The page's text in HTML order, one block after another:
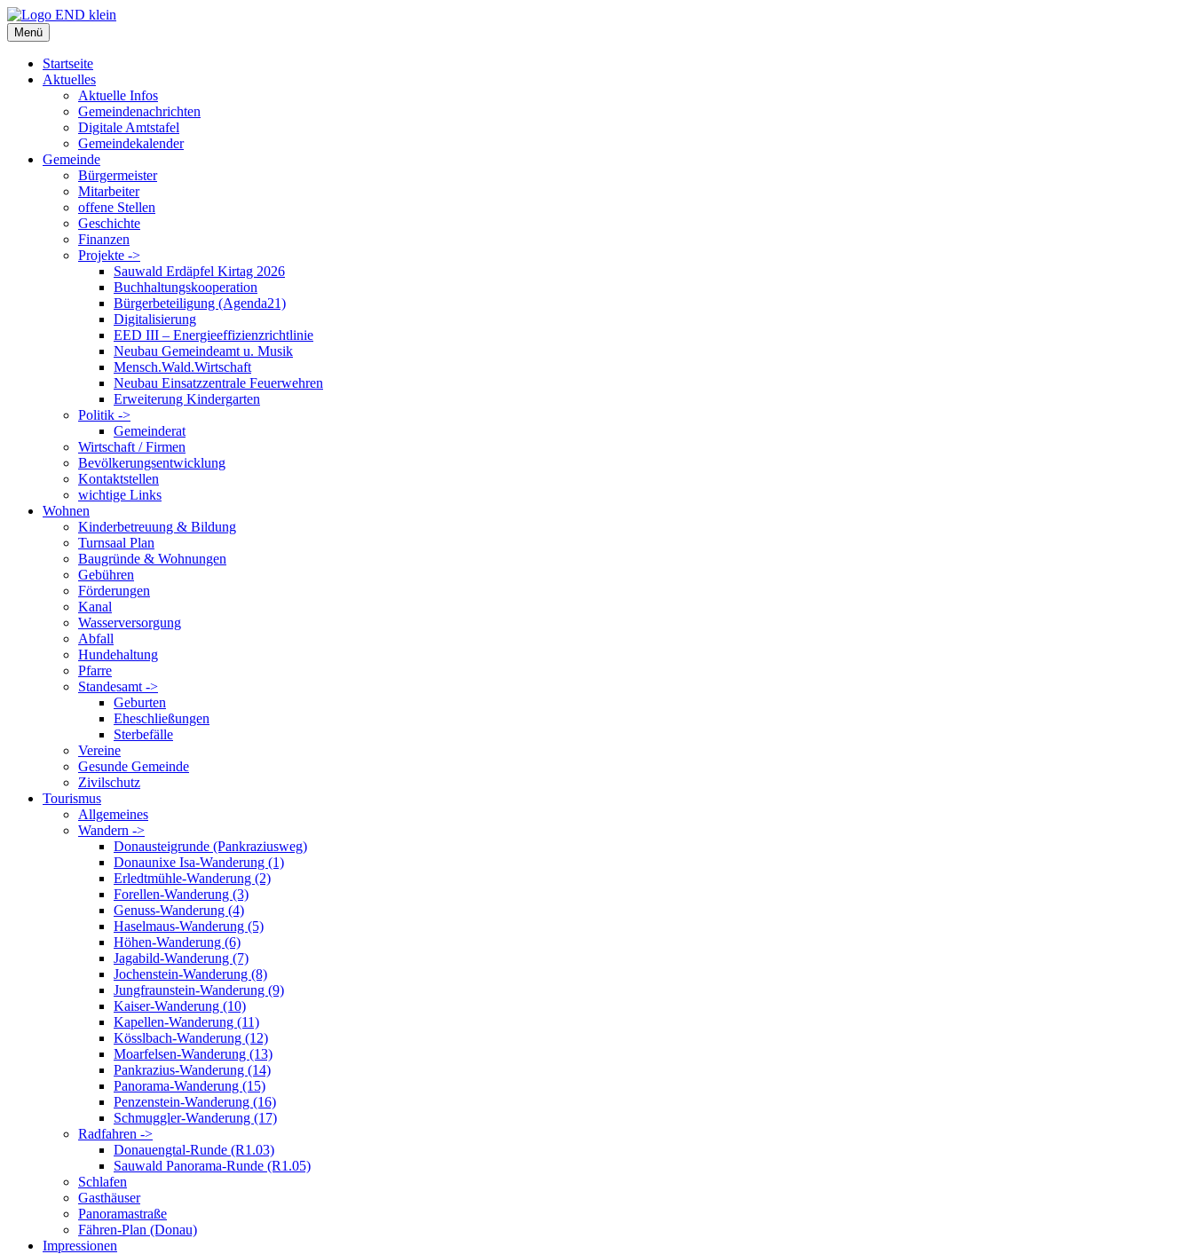
Zum
Inhalt
springen
Menü
Startseite
Aktuelles
Aktuelle Infos
Gemeindenachrichten
Digitale Amtstafel
Gemeindekalender
Gemeinde
Bürgermeister
Mitarbeiter
offene Stellen
Geschichte
Finanzen
Projekte ->
Sauwald Erdäpfel Kirtag 2026
Buchhaltungskooperation
Bürgerbeteiligung (Agenda21)
Digitalisierung
EED III – Energieeffizienzrichtlinie
Neubau Gemeindeamt u. Musik
Mensch.Wald.Wirtschaft
Neubau Einsatzzentrale Feuerwehren
Erweiterung Kindergarten
Politik ->
Gemeinderat
Wirtschaft / Firmen
Bevölkerungsentwicklung
Kontaktstellen
wichtige Links
Wohnen
Kinderbetreuung & Bildung
Turnsaal Plan
Baugründe & Wohnungen
Gebühren
Förderungen
Kanal
Wasserversorgung
Abfall
Hundehaltung
Pfarre
Standesamt ->
Geburten
Eheschließungen
Sterbefälle
Vereine
Gesunde Gemeinde
Zivilschutz
Tourismus
Allgemeines
Wandern ->
Donausteigrunde (Pankraziusweg)
Donaunixe Isa-Wanderung (1)
Erledtmühle-Wanderung (2)
Forellen-Wanderung (3)
Genuss-Wanderung (4)
Haselmaus-Wanderung (5)
Höhen-Wanderung (6)
Jagabild-Wanderung (7)
Jochenstein-Wanderung (8)
Jungfraunstein-Wanderung (9)
Kaiser-Wanderung (10)
Kapellen-Wanderung (11)
Kösslbach-Wanderung (12)
Moarfelsen-Wanderung (13)
Pankrazius-Wanderung (14)
Panorama-Wanderung (15)
Penzenstein-Wanderung (16)
Schmuggler-Wanderung (17)
Radfahren ->
Donauengtal-Runde (R1.03)
Sauwald Panorama-Runde (R1.05)
Schlafen
Gasthäuser
Panoramastraße
Fähren-Plan (Donau)
Impressionen